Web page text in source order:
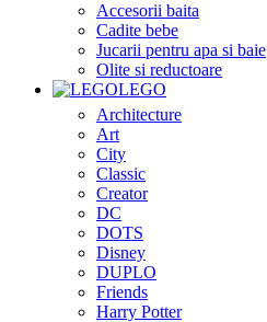
Accesorii baita
Cadite bebe
Jucarii pentru apa si baie
Olite si reductoare
LEGO
Architecture
Art
City
Classic
Creator
DC
DOTS
Disney
DUPLO
Friends
Harry Potter